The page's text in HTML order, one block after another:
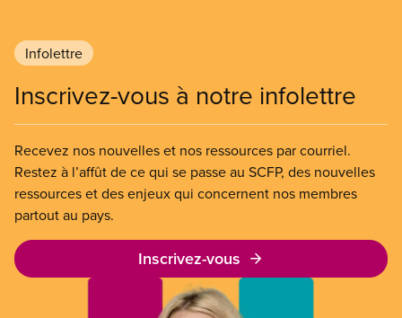
Infolettre
Inscrivez-vous à notre infolettre
Recevez nos nouvelles et nos ressources par courriel.
Restez à l’affût de ce qui se passe au SCFP, des nouvelles
ressources et des enjeux qui concernent nos membres
partout au pays.
Inscrivez-vous